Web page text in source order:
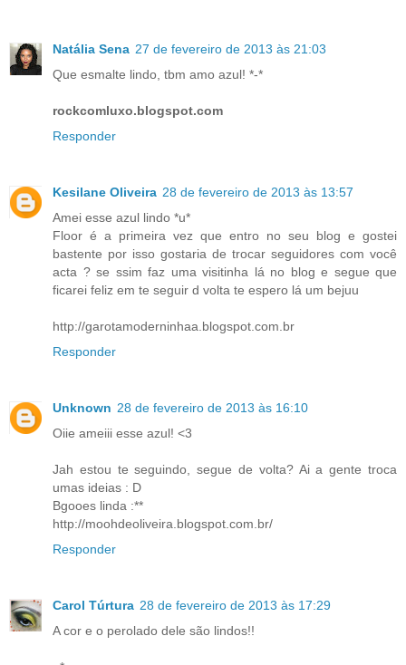
Natália Sena 27 de fevereiro de 2013 às 21:03
Que esmalte lindo, tbm amo azul! *-*
rockcomluxo.blogspot.com
Responder
Kesilane Oliveira 28 de fevereiro de 2013 às 13:57
Amei esse azul lindo *u*
Floor é a primeira vez que entro no seu blog e gostei
bastente por isso gostaria de trocar seguidores com você
acta ? se ssim faz uma visitinha lá no blog e segue que
ficarei feliz em te seguir d volta te espero lá um bejuu
http://garotamoderninhaa.blogspot.com.br
Responder
Unknown 28 de fevereiro de 2013 às 16:10
Oiie ameiii esse azul! <3
Jah estou te seguindo, segue de volta? Ai a gente troca
umas ideias : D
Bgooes linda :**
http://moohdeoliveira.blogspot.com.br/
Responder
Carol Túrtura 28 de fevereiro de 2013 às 17:29
A cor e o perolado dele são lindos!!